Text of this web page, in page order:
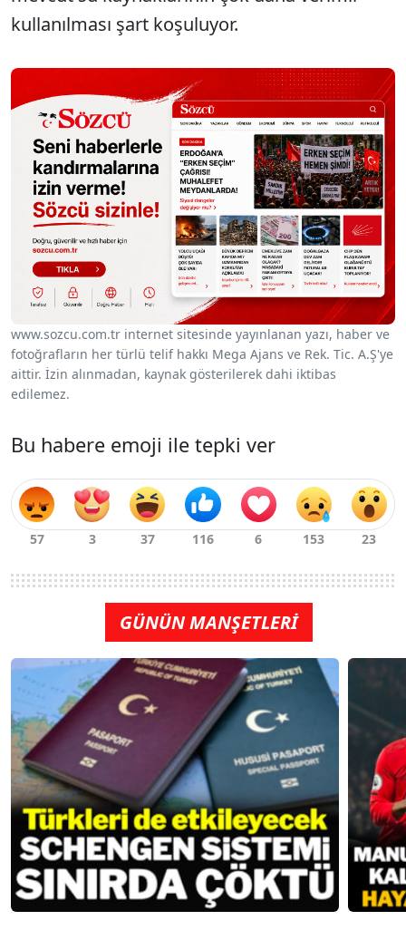
kullanılması şart koşuluyor.
www.sozcu.com.tr internet sitesinde yayınlanan yazı, haber ve
fotoğrafların her türlü telif hakkı Mega Ajans ve Rek. Tic. A.Ş'ye
aittir. İzin alınmadan, kaynak gösterilerek dahi iktibas
edilemez.
Bu habere emoji ile tepki ver
GÜNÜN MANŞETLERİ